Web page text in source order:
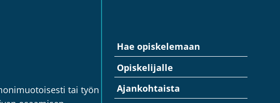
tai työn
Hae opiskelemaan
Opiskelijalle
Ajankohtaista